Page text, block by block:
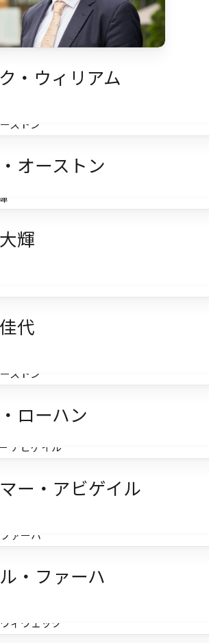
・ウィリアム
オーストン
輝
代
ローハン
ー・アビゲイル
・ファーハ